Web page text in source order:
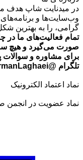
در میدنایت شاپ هدف ما
وب‌سایت‌ها و برنامه‌های
گرامی، را به بهترین
تمام فعالیت‌های ما در
صورت می‌گیرد و هیچ
برای مشاوره و سوالات
تلگرام @ArmanLaghaei در ارتباط باشید.
نماد اعتماد الکترونیک
نماد عضویت در انجمن